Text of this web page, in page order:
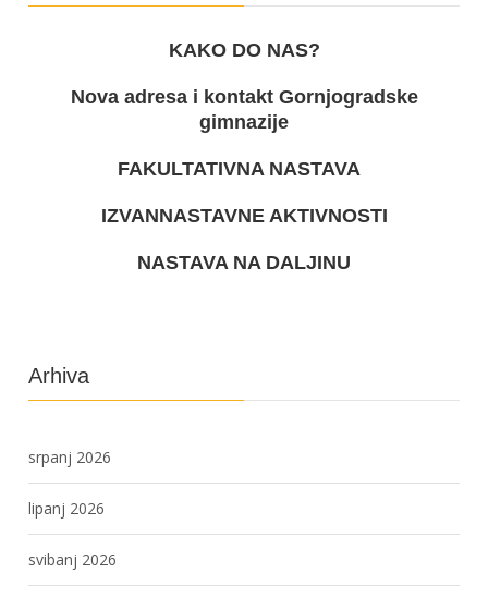
KAKO DO NAS?
Nova adresa i kontakt Gornjogradske
gimnazije
FAKULTATIVNA NASTAVA
IZVANNASTAVNE AKTIVNOSTI
NASTAVA NA DALJINU
Arhiva
srpanj 2026
lipanj 2026
svibanj 2026